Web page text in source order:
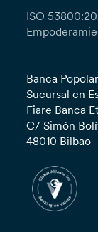
ISO
Banca
Sucursal en
Fiare Banca
C/ Simón
48010 Bilbao